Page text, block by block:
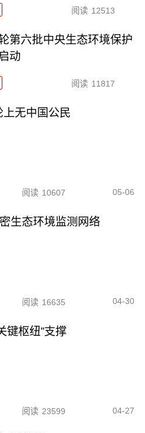
阅读 12513
第六批中央生态环境保护
动
阅读 11817
无中国公民
阅读 10607 05-06
生态环境监测网络
阅读 16635 04-30
键枢纽”支撑
阅读 23599 04-27